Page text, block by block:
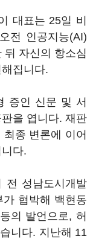
대표는 25일 비
전 인공지능(AI)
뒤 자신의 항소심
집니다.
증인 신문 및 서
을 엽니다. 재판
종 변론에 이어
다.
전 성남도시개발
협박해 백현동
의 발언으로, 허
니다. 지난해 11